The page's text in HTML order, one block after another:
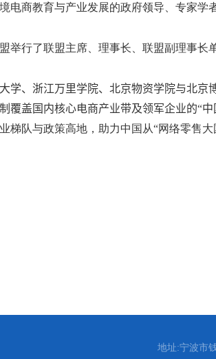
电商教育与产业发展的政府领导、专家学
举行了联盟主席、理事长、联盟副理事
学、浙江万里学院、北京物资学院与北京
覆盖国内核心电商产业带及领军企业的“
梯队与政策高地，助力中国从“网络零售大
地址:宁波市